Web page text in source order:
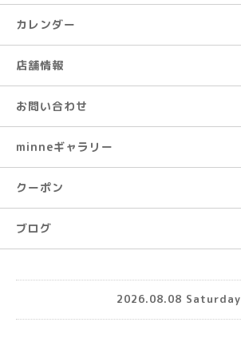
カレンダー
店舗情報
お問い合わせ
minneギャラリー
クーポン
ブログ
2026.08.08 Saturday